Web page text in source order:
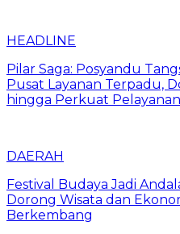
HEADLINE
Pilar Saga: Posyandu
Pusat Layanan Terpadu,
hingga Perkuat
DAERAH
Festival Budaya Jadi
Dorong Wisata dan
Berkembang